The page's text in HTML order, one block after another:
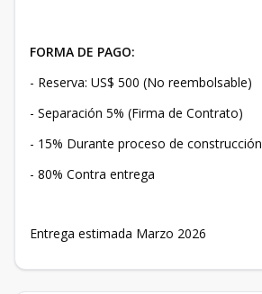
FORMA DE PAGO:
- Reserva: US$ 500 (No reembolsable)
- Separación 5% (Firma de Contrato)
- 15% Durante proceso de construcción
- 80% Contra entrega
Entrega estimada Marzo 2026